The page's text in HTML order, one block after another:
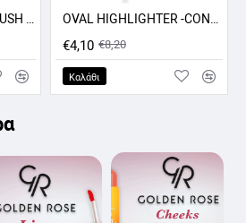
CONTOUR KABUKI BRUSH GR ΠΡΟΣΦΟΡΑ -50%OVAL HIGHLIGHTER -CONCEALER - CONTOUR BRUSH GR
€4,10 €8,20
Καλάθι